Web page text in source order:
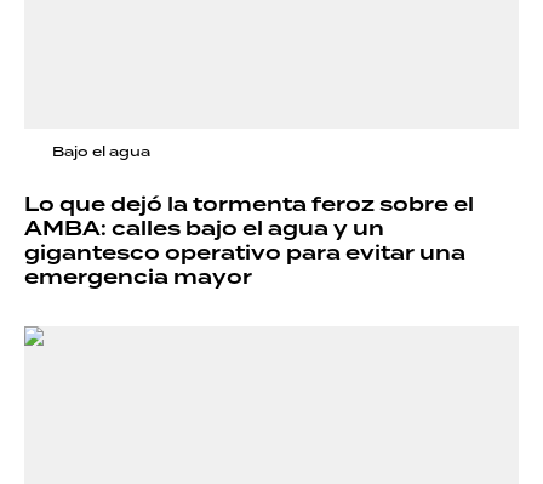
Bajo el agua
Lo que dejó la tormenta feroz sobre el
AMBA: calles bajo el agua y un
gigantesco operativo para evitar una
emergencia mayor